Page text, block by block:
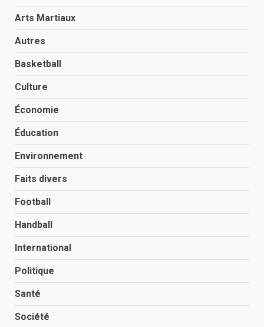
Arts Martiaux
Autres
Basketball
Culture
Économie
Éducation
Environnement
Faits divers
Football
Handball
International
Politique
Santé
Société